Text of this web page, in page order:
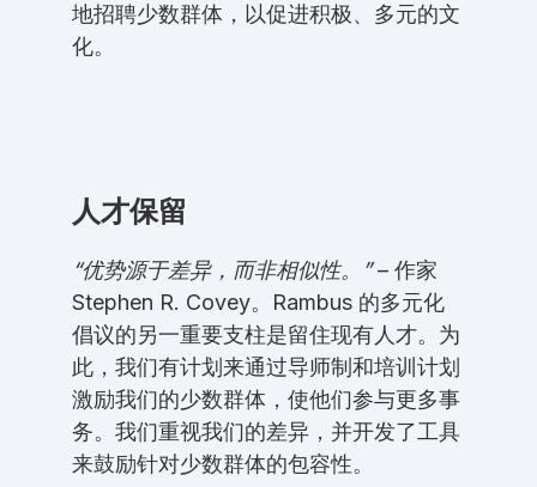
地招聘少数群体，以促进积极、多元的文
化。
人才保留
“优势源于差异，而非相似性。”– 作家
Stephen R. Covey。Rambus 的多元化
倡议的另一重要支柱是留住现有人才。为
此，我们有计划来通过导师制和培训计划
激励我们的少数群体，使他们参与更多事
务。我们重视我们的差异，并开发了工具
来鼓励针对少数群体的包容性。